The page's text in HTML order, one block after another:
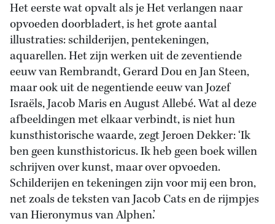
Het eerste wat opvalt als je Het verlangen naar
opvoeden doorbladert, is het grote aantal
illustraties: schilderijen, pentekeningen,
aquarellen. Het zijn werken uit de zeventiende
eeuw van Rembrandt, Gerard Dou en Jan Steen,
maar ook uit de negentiende eeuw van Jozef
Israëls, Jacob Maris en August Allebé. Wat al deze
afbeeldingen met elkaar verbindt, is niet hun
kunsthistorische waarde, zegt Jeroen Dekker: ‘Ik
ben geen kunsthistoricus. Ik heb geen boek willen
schrijven over kunst, maar over opvoeden.
Schilderijen en tekeningen zijn voor mij een bron,
net zoals de teksten van Jacob Cats en de rijmpjes
van Hieronymus van Alphen.’